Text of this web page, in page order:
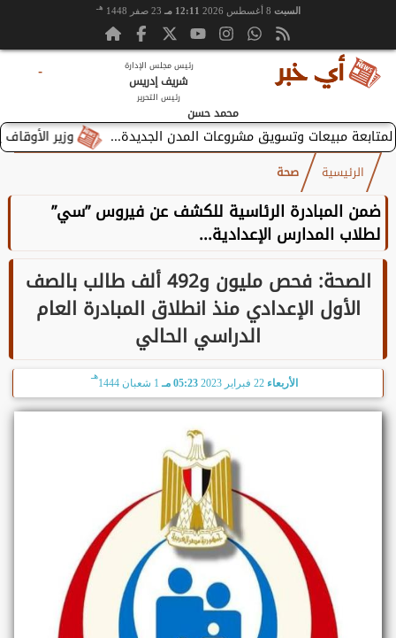
السبت 12:11 مـ 23 صفر 1448 هـ
رئيس مجلس الإدارة
شريف إدريس
رئيس التحرير
محمد حسن
-
وزير الأوقاف
الرئيسية صحة
ضمن المبادرة الرئاسية للكشف عن فيروس ”سي”
لطلاب المدارس الإعدادية...
الصحة: فحص مليون و492 ألف طالب بالصف
الأول الإعدادي منذ انطلاق المبادرة العام
الدراسي الحالي
الأربعاء 05:23 مـ 1 شعبان 1444
هـ